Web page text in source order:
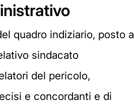
quadro indiziario, posto a
sindacato
del pericolo,
e concordanti e di